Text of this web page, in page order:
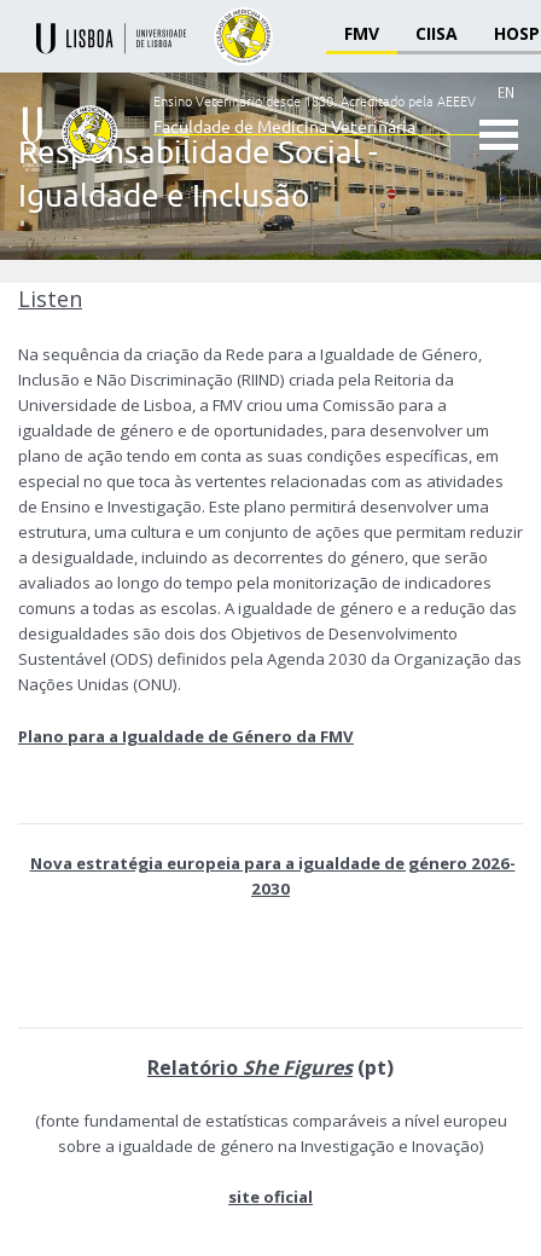
FMV CIISA
Ensino
Veterinário
desde
1830
Faculdade
de
Veterinária
EN
Ensino Veterinário desde 1830.Acreditado pela AEEEV
Faculdade de Medicina Veterinária
Responsabilidade Social -
Igualdade e Inclusão
Listen
Na sequência da criação da Rede para a Igualdade de Género,
Inclusão e Não Discriminação (RIIND) criada pela Reitoria da
Universidade de Lisboa, a FMV criou uma Comissão para a
igualdade de género e de oportunidades, para desenvolver um
plano de ação tendo em conta as suas condições específicas, em
especial no que toca às vertentes relacionadas com as atividades
de Ensino e Investigação. Este plano permitirá desenvolver uma
estrutura, uma cultura e um conjunto de ações que permitam reduzir
a desigualdade, incluindo as decorrentes do género, que serão
avaliados ao longo do tempo pela monitorização de indicadores
comuns a todas as escolas. A igualdade de género e a redução das
desigualdades são dois dos Objetivos de Desenvolvimento
Sustentável (ODS) definidos pela Agenda 2030 da Organização das
Nações Unidas (ONU).
Plano para a Igualdade de Género da FMV
Nova estratégia europeia para a igualdade de género 2026-
2030
Relatório She Figures(pt)
(fonte fundamental de estatísticas comparáveis a nível europeu
sobre a igualdade de género na Investigação e Inovação)
site oficial